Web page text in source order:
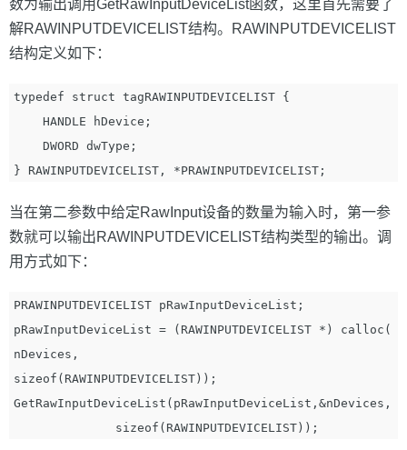
数为输出调用GetRawInputDeviceList函数，这里首先需要了
解RAWINPUTDEVICELIST结构。RAWINPUTDEVICELIST
结构定义如下：
typedef struct tagRAWINPUTDEVICELIST {
HANDLE hDevice;
DWORD dwType;
当在第二参数中给定RawInput设备的数量为输入时，第一参
数就可以输出RAWINPUTDEVICELIST结构类型的输出。调
用方式如下：
PRAWINPUTDEVICELIST pRawInputDeviceList;
pRawInputDeviceList = (RAWINPUTDEVICELIST *) calloc(
nDevices,
sizeof(RAWINPUTDEVICELIST));
GetRawInputDeviceList(pRawInputDeviceList,&nDevices,